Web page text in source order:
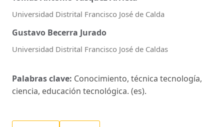
Universidad Distrital Francisco José de Calda
Gustavo Becerra Jurado
Universidad Distrital Francisco José de Caldas
Palabras clave: Conocimiento, técnica tecnología,
ciencia, educación tecnológica. (es).